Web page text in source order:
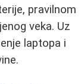
pravilnom
veka. Uz
laptopa i